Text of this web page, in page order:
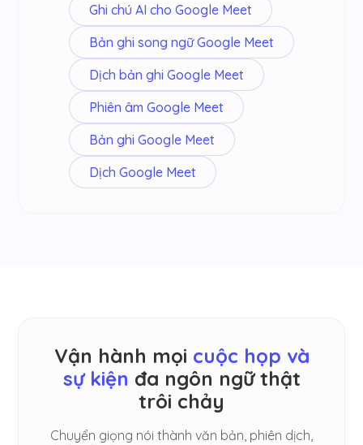
Ghi chú AI cho Google Meet
Bản ghi song ngữ Google Meet
Dịch bản ghi Google Meet
Phiên âm Google Meet
Bản ghi Google Meet
Dịch Google Meet
Vận hành mọi cuộc họp và
sự kiện đa ngôn ngữ thật
trôi chảy
Chuyển giọng nói thành văn bản, phiên dịch,